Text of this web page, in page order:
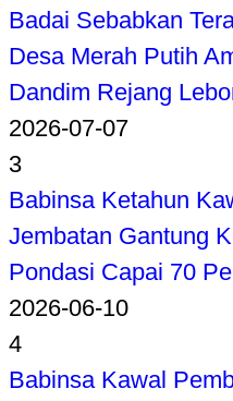
Badai Sebabkan
Desa Merah Putih
Dandim Rejang
2026-07-07
3
Babinsa Ketahun
Jembatan Gantung
Pondasi Capai 70
2026-06-10
4
Babinsa Kawal